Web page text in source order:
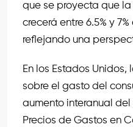
que se proyecta que
crecerá entre 6.5% y
reflejando una
En los Estados Unidos,
sobre el gasto del
aumento interanual del
Precios de Gastos en